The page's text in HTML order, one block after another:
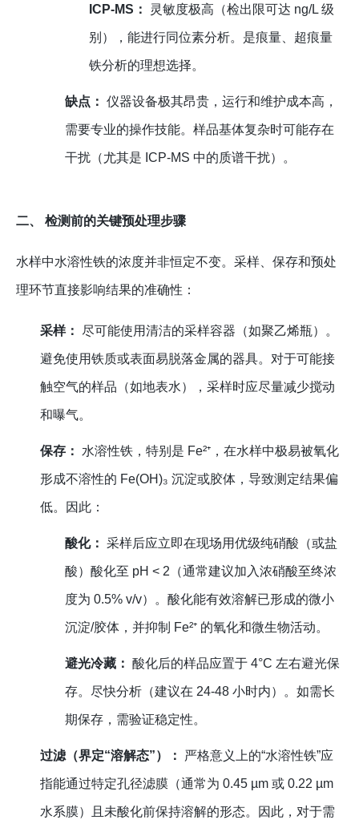
ICP-MS： 灵敏度极高（检出限可达 ng/L 级
别），能进行同位素分析。是痕量、超痕量
铁分析的理想选择。
缺点： 仪器设备极其昂贵，运行和维护成本高，
需要专业的操作技能。样品基体复杂时可能存在
干扰（尤其是 ICP-MS 中的质谱干扰）。
二、 检测前的关键预处理步骤
水样中水溶性铁的浓度并非恒定不变。采样、保存和预处
理环节直接影响结果的准确性：
采样： 尽可能使用清洁的采样容器（如聚乙烯瓶）。
避免使用铁质或表面易脱落金属的器具。对于可能接
触空气的样品（如地表水），采样时应尽量减少搅动
和曝气。
保存： 水溶性铁，特别是 Fe²⁺，在水样中极易被氧化
形成不溶性的 Fe(OH)₃ 沉淀或胶体，导致测定结果偏
低。因此：
酸化： 采样后应立即在现场用优级纯硝酸（或盐
酸）酸化至 pH < 2（通常建议加入浓硝酸至终浓
度为 0.5% v/v）。酸化能有效溶解已形成的微小
沉淀/胶体，并抑制 Fe²⁺ 的氧化和微生物活动。
避光冷藏： 酸化后的样品应置于 4°C 左右避光保
存。尽快分析（建议在 24-48 小时内）。如需长
期保存，需验证稳定性。
过滤（界定“溶解态”）： 严格意义上的“水溶性铁”应
指能通过特定孔径滤膜（通常为 0.45 µm 或 0.22 µm
水系膜）且未酸化前保持溶解的形态。因此，对于需